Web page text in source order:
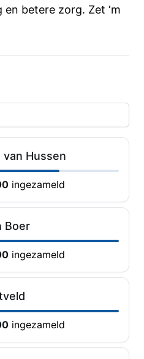
betere zorg. Zet ‘m
van Hussen
ingezameld
Boer
ingezameld
ingezameld